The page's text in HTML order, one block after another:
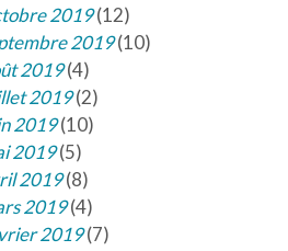
2019(12)
2019(10)
2019(4)
2019(2)
2019(10)
2019(5)
2019(8)
2019(4)
2019(7)